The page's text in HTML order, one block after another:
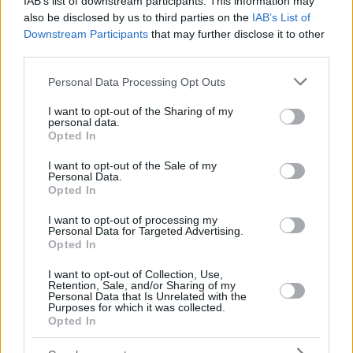
also be disclosed by us to third parties on the IAB’s List of
Downstream Participants that may further disclose it to other
Please note that this website/app uses one or more Google
not limited to your visit or usage behaviour. You may click to
grant or deny consent to Google and its third-party tags to
use your data for below specified purposes in below Google
consent section.
Personal Data Processing Opt Outs
I want to opt-out of the Sharing of my
personal data.
Opted In
I want to opt-out of the Sale of my
Personal Data.
Opted In
I want to opt-out of processing my
Personal Data for Targeted Advertising.
Opted In
I want to opt-out of Collection, Use,
Retention, Sale, and/or Sharing of my
Personal Data that Is Unrelated with the
Purposes for which it was collected.
Opted In
Foto: FB/Sopronfest
Die Stadt wird vor Leben sprühen
Urbane Themen stehen im Mittelpunkt desSopronFestes
ab dem 29. Mai wird die Stadt vor Leben sprühen und
einzigartige Programme auf Straßen, Plätzen, in Clubs, Cafés
und Restaurants bieten. Zu den Höhepunkten auf der
historischen Promenade Várkerület gehören kostenlose
Konzerte von Budapest Bár, Kaláka und Halász Judit. Zoli